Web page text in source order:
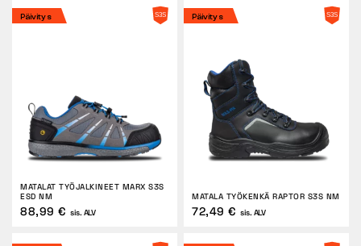
Päivitys
MATALAT TYÖJALKINEET MARX S3S
ESD NM
88,99 € sis. ALV
Päivitys
MATALA TYÖKENKÄ RAPTOR S3S NM
72,49 € sis. ALV